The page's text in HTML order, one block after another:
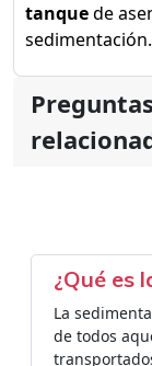
tanquede
sedimentación.
¿Qué es
La
de todos